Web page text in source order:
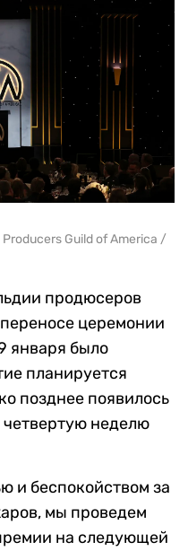
Guild of America /
продюсеров
церемонии
января было
планируется
позднее появилось
неделю
и беспокойством за
мы проведем
на следующей